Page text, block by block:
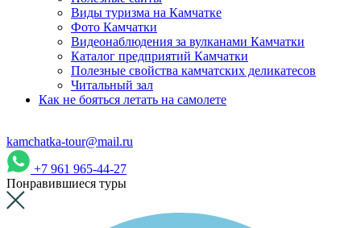
Виды туризма на Камчатке
Фото Камчатки
Видеонаблюдения за вулканами Камчатки
Каталог предприятий Камчатки
Полезные свойства камчатских деликатесов
Читальный зал
Как не бояться летать на самолете
kamchatka-tour@mail.ru
+7 961 965-44-27
Понравившиеся туры